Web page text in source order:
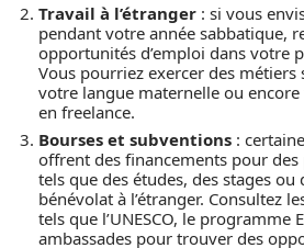
Travail à l’étranger : si vous
pendant votre année sabbatique,
opportunités d’emploi dans votre
Vous pourriez exercer des métiers
votre langue maternelle ou
en freelance.
Bourses et subventions :
offrent des financements pour des
tels que des études, des stages ou
bénévolat à l’étranger. Consultez
tels que l’UNESCO, le programme
ambassades pour trouver des